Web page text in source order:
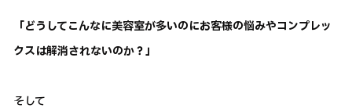
「どうしてこんなに美容室が多いのにお客様の悩みやコンプレッ
クスは解消されないのか？」
そして